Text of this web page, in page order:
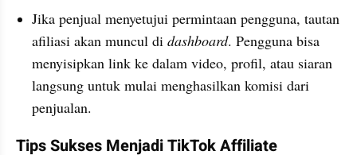
Jika penjual menyetujui permintaan pengguna, tautan
afiliasi akan muncul di dashboard. Pengguna bisa
menyisipkan link ke dalam video, profil, atau siaran
langsung untuk mulai menghasilkan komisi dari
penjualan.
Tips Sukses Menjadi TikTok Affiliate